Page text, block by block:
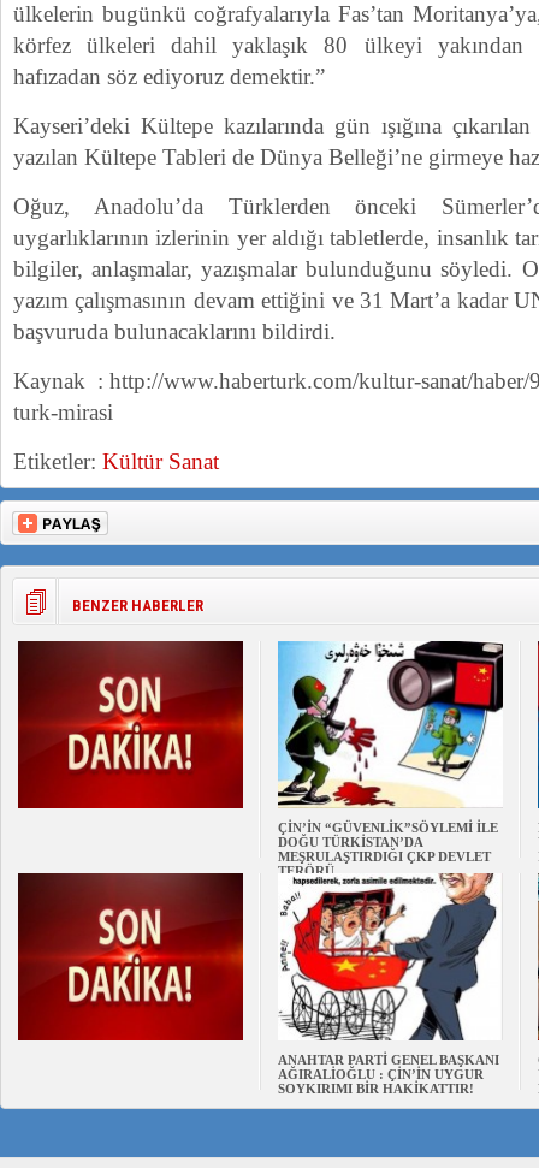
ülkelerin bugünkü coğrafyalarıyla Fas’tan
körfez ülkeleri dahil yaklaşık 80 ülkeyi
hafızadan söz ediyoruz demektir.”
Kayseri’deki Kültepe kazılarında gün ışığına
yazılan Kültepe Tableri de Dünya Belleği’ne girmeye
Oğuz, Anadolu’da Türklerden önceki
uygarlıklarının izlerinin yer aldığı tabletlerde, insanlık
bilgiler, anlaşmalar, yazışmalar bulunduğunu söyledi.
yazım çalışmasının devam ettiğini ve 31 Mart’a kadar
başvuruda bulunacaklarını bildirdi.
Kaynak : http://www.haberturk.com/kultur-sanat/haber/
turk-mirasi
Etiketler: Kültür Sanat
BENZER HABERLER
ÇİN’İN “GÜVENLİK”SÖYLEMİ İLE
DOĞU TÜRKİSTAN’DA
MEŞRULAŞTIRDIĞI ÇKP DEVLET
TERÖRÜ
ANAHTAR PARTİ GENEL BAŞKANI
AĞIRALİOĞLU : ÇİN’İN UYGUR
SOYKIRIMI BİR HAKİKATTIR!